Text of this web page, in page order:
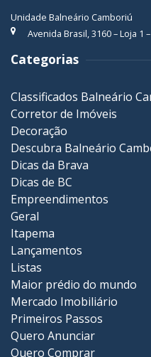
Unidade Balneário Camboriú
Avenida Brasil, 3160 – Loja 1
Categorias
Classificados Balneário
Corretor de Imóveis
Decoração
Descubra Balneário
Dicas da Brava
Dicas de BC
Empreendimentos
Geral
Itapema
Lançamentos
Listas
Maior prédio do mundo
Mercado Imobiliário
Primeiros Passos
Quero Anunciar
Quero Comprar